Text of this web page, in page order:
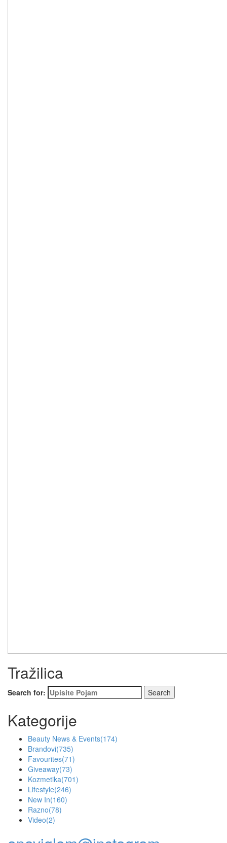
Tražilica
Search for:
Kategorije
Beauty News & Events(174)
Brandovi(735)
Favourites(71)
Giveaway(73)
Kozmetika(701)
Lifestyle(246)
New In(160)
Razno(78)
Video(2)